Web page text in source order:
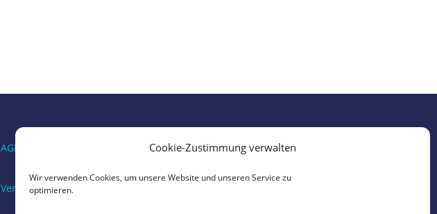
Cookie-Zustimmung verwalten
Wir verwenden Cookies, um unsere Website und unseren Service zu
optimieren.
AGB
Vertrag widerrufen